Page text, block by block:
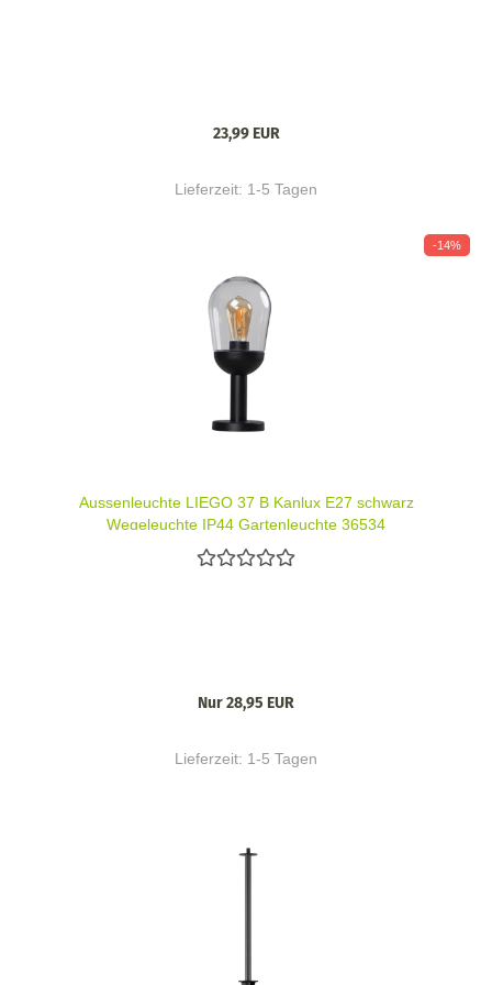
23,99 EUR
Lieferzeit: 1-5 Tagen
-14%
Aussenleuchte LIEGO 37 B Kanlux E27 schwarz
Wegeleuchte IP44 Gartenleuchte 36534
Nur 28,95 EUR
Lieferzeit: 1-5 Tagen